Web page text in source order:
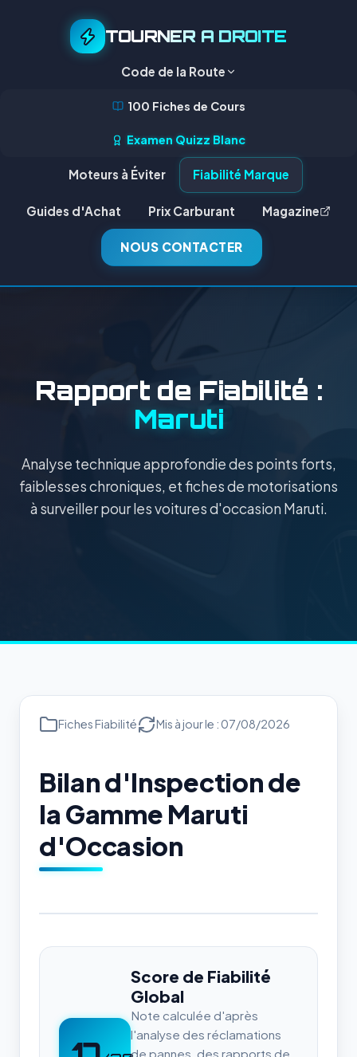
TOURNER A DROITE
Code de la Route
100 Fiches de Cours
Examen Quizz Blanc
Moteurs à Éviter Fiabilité Marque
Guides d'Achat Prix Carburant Magazine
NOUS CONTACTER
Rapport de Fiabilité :
Maruti
Analyse technique approfondie des points forts,
faiblesses chroniques, et fiches de motorisations
à surveiller pour les voitures d'occasion Maruti.
Fiches Fiabilité Mis à jour le : 07/08/2026
Bilan d'Inspection de
la Gamme Maruti
d'Occasion
Score de Fiabilité
Global
Note calculée d'après
l'analyse des réclamations
de pannes, des rapports de